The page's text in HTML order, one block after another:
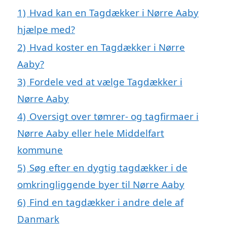
1) Hvad kan en Tagdækker i Nørre Aaby
hjælpe med?
2) Hvad koster en Tagdækker i Nørre
Aaby?
3) Fordele ved at vælge Tagdækker i
Nørre Aaby
4) Oversigt over tømrer- og tagfirmaer i
Nørre Aaby eller hele Middelfart
kommune
5) Søg efter en dygtig tagdækker i de
omkringliggende byer til Nørre Aaby
6) Find en tagdækker i andre dele af
Danmark